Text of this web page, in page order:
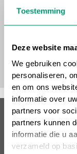
Toestemming
Deze website
We gebruiken
personaliseren,
en om ons
informatie over
partners voor
partners kunnen
informatie die u
verzameld op
Over SEO
Wil jij een